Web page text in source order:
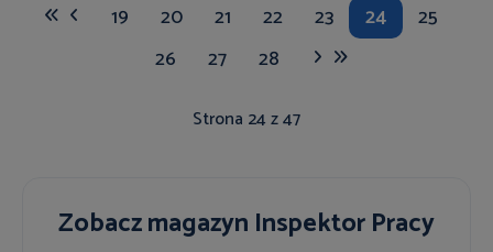
19 20 21 22 23 24
25
26
27 28
Strona 24 z 47
Zobacz magazyn Inspektor Pracy